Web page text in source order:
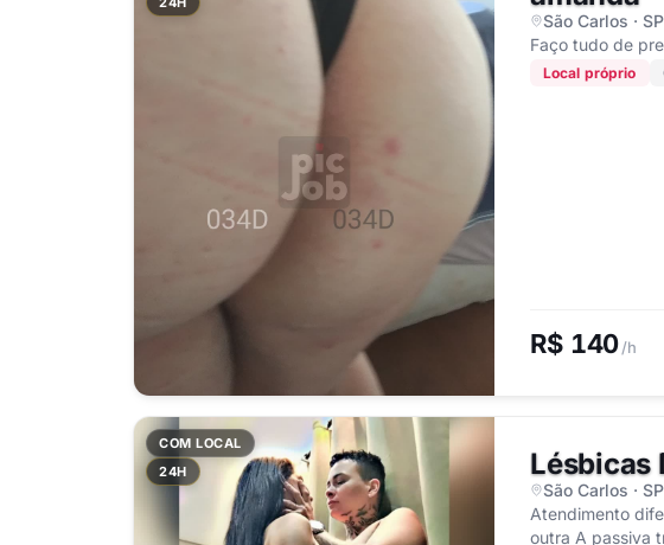
São Carlos ·
Local próprio
R$ 140/h
COM LOCAL
24H
Lésbicas
São Carlos ·
Atendimento